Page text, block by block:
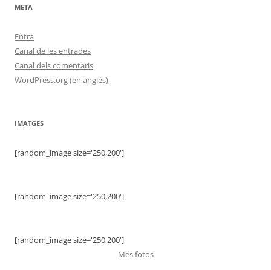
META
Entra
Canal de les entrades
Canal dels comentaris
WordPress.org (en anglès)
IMATGES
[random_image size='250,200']
[random_image size='250,200']
[random_image size='250,200']
Més fotos